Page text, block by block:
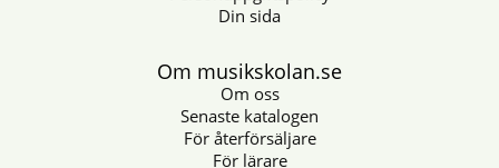
Din sida
Om musikskolan.se
Om oss
Senaste katalogen
För återförsäljare
För lärare